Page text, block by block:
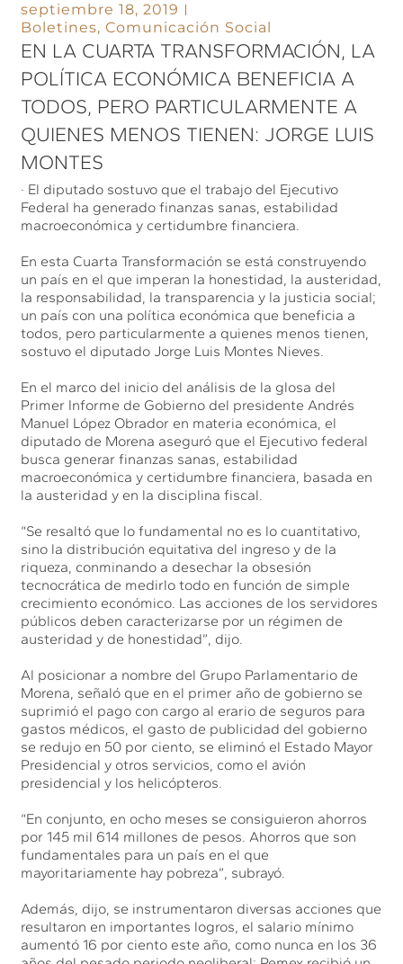
septiembre 18, 2019
Boletines,Comunicación Social
EN LA CUARTA TRANSFORMACIÓN, LA
POLÍTICA ECONÓMICA BENEFICIA A
TODOS, PERO PARTICULARMENTE A
QUIENES MENOS TIENEN: JORGE LUIS
MONTES
· El diputado sostuvo que el trabajo del Ejecutivo
Federal ha generado finanzas sanas, estabilidad
macroeconómica y certidumbre financiera.
En esta Cuarta Transformación se está construyendo
un país en el que imperan la honestidad, la austeridad,
la responsabilidad, la transparencia y la justicia social;
un país con una política económica que beneficia a
todos, pero particularmente a quienes menos tienen,
sostuvo el diputado Jorge Luis Montes Nieves.
En el marco del inicio del análisis de la glosa del
Primer Informe de Gobierno del presidente Andrés
Manuel López Obrador en materia económica, el
diputado de Morena aseguró que el Ejecutivo federal
busca generar finanzas sanas, estabilidad
macroeconómica y certidumbre financiera, basada en
la austeridad y en la disciplina fiscal.
“Se resaltó que lo fundamental no es lo cuantitativo,
sino la distribución equitativa del ingreso y de la
riqueza, conminando a desechar la obsesión
tecnocrática de medirlo todo en función de simple
crecimiento económico. Las acciones de los servidores
públicos deben caracterizarse por un régimen de
austeridad y de honestidad”, dijo.
Al posicionar a nombre del Grupo Parlamentario de
Morena, señaló que en el primer año de gobierno se
suprimió el pago con cargo al erario de seguros para
gastos médicos, el gasto de publicidad del gobierno
se redujo en 50 por ciento, se eliminó el Estado Mayor
Presidencial y otros servicios, como el avión
presidencial y los helicópteros.
“En conjunto, en ocho meses se consiguieron ahorros
por 145 mil 614 millones de pesos. Ahorros que son
fundamentales para un país en el que
mayoritariamente hay pobreza”, subrayó.
Además, dijo, se instrumentaron diversas acciones que
resultaron en importantes logros, el salario mínimo
aumentó 16 por ciento este año, como nunca en los 36